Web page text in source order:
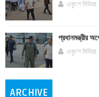
একুশে মিডিয়া
প্রধানমন্ত্রীর
একুশে মিডিয়া
ARCHIVE